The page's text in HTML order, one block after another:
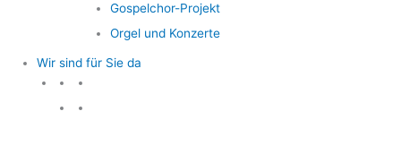
Gospelchor-Projekt
Orgel und Konzerte
Wir sind für Sie da